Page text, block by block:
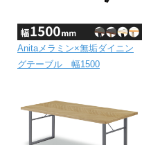
Anitaメラミン×無垢ダイニン
グテーブル 幅1500